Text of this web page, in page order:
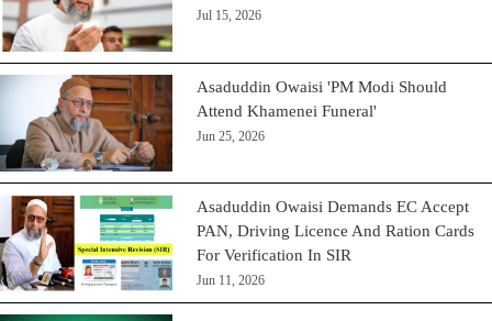
Jul 15, 2026
Asaduddin Owaisi 'PM Modi Should
Attend Khamenei Funeral'
Jun 25, 2026
Asaduddin Owaisi Demands EC Accept
PAN, Driving Licence And Ration Cards
For Verification In SIR
Jun 11, 2026